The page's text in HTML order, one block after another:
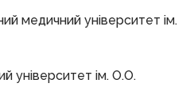
медичний університет ім.
університет ім. О.О.